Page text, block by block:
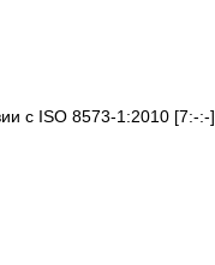
с ISO 8573-1:2010 [7:-:-]